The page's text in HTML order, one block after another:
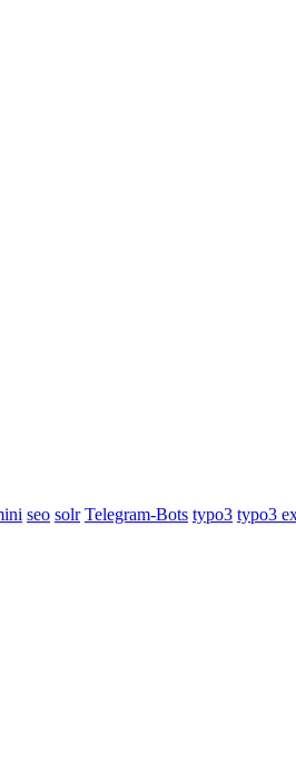
seo solr Telegram-Bots typo3 typo3